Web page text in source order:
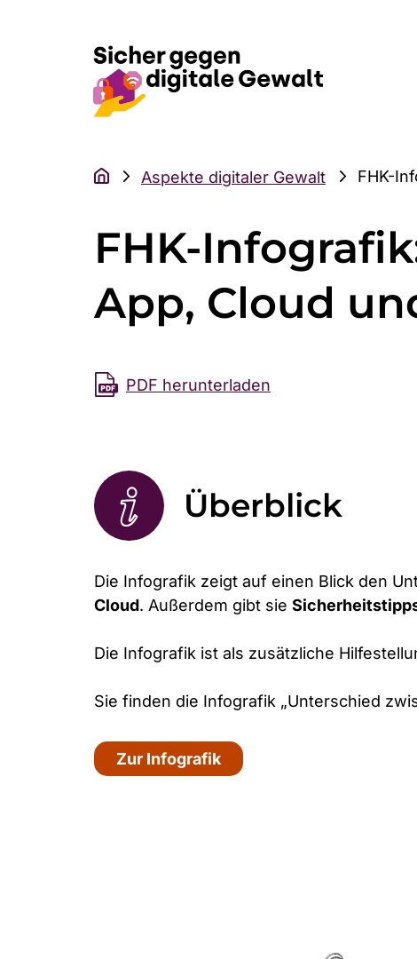
Aspekte digitaler Gewalt FHK-
FHK-
App, Cloud
PDF herun­terladen
Überblick
Die Infografik zeigt auf einen Blick den
Cloud. Außerdem gibt sie
Die Infografik ist als zusätzliche
Sie finden die Infografik „Unterschied
Zur Infografik